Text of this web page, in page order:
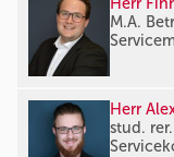
M.A.
Herr
stud.